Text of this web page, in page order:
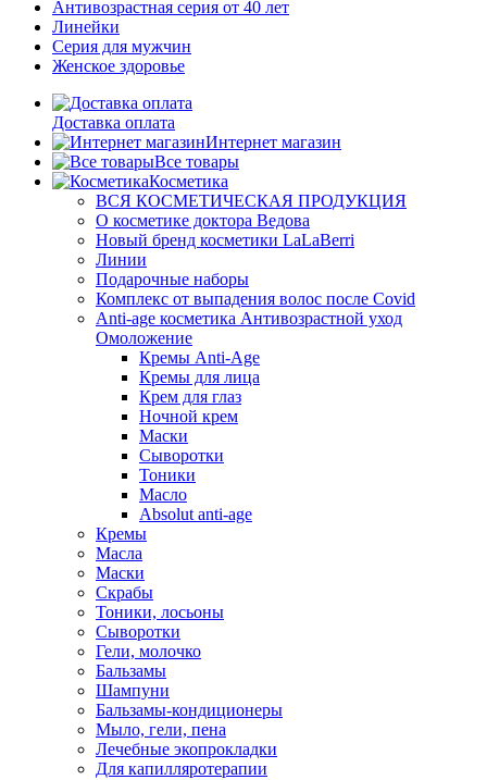
Антивозрастная серия от 40 лет
Линейки
Серия для мужчин
Женское здоровье
Доставка оплата
Интернет магазин
Все товары
Косметика
ВСЯ КОСМЕТИЧЕСКАЯ ПРОДУКЦИЯ
О косметике доктора Ведова
Новый бренд косметики LaLaBerri
Линии
Подарочные наборы
Комплекс от выпадения волос после Covid
Anti-age косметика Антивозрастной уход
Омоложение
Кремы Anti-Age
Кремы для лица
Крем для глаз
Ночной крем
Маски
Сыворотки
Тоники
Масло
Absolut anti-age
Кремы
Масла
Маски
Скрабы
Тоники, лосьоны
Сыворотки
Гели, молочко
Бальзамы
Шампуни
Бальзамы-кондиционеры
Мыло, гели, пена
Лечебные экопрокладки
Для капилляротерапии